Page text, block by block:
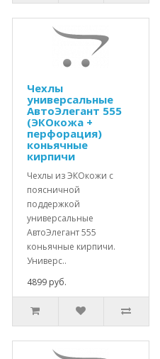
Чехлы
универсальные
АвтоЭлегант 555
(ЭКОкожа +
перфорация)
коньячные
кирпичи
Чехлы из ЭКОкожи с
поясничной
поддержкой
универсальные
АвтоЭлегант 555
коньячные кирпичи.
Универс..
4899 руб.